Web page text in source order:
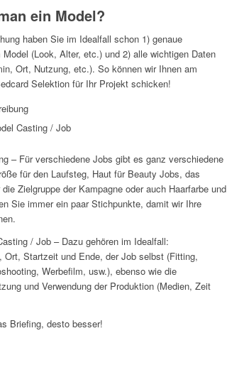
ein Model?
haben Sie im Idealfall schon 1) genaue
(Look, Alter, etc.) und 2) alle wichtigen Daten
Ort, Nutzung, etc.). So können wir Ihnen am
Selektion für Ihr Projekt schicken!
Casting / Job
– Für verschiedene Jobs gibt es ganz verschiedene
für den Laufsteg, Haut für Beauty Jobs, das
Zielgruppe der Kampagne oder auch Haarfarbe und
Sie immer ein paar Stichpunkte, damit wir Ihre
/ Job – Dazu gehören im Idealfall:
Ort, Startzeit und Ende, der Job selbst (Fitting,
Werbefilm, usw.), ebenso wie die
und Verwendung der Produktion (Medien, Zeit
Briefing, desto besser!